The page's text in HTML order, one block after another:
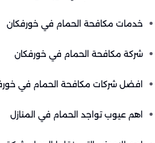
خدمات مكافحة الحمام في خورفكان
شركة مكافحة الحمام في خورفكان
افضل شركات مكافحة الحمام في
اهم عيوب تواجد الحمام في المنازل